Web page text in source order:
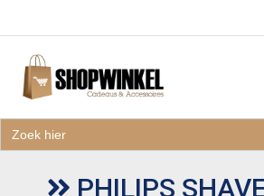
naar:
Zoek
naar:
PHILIPS